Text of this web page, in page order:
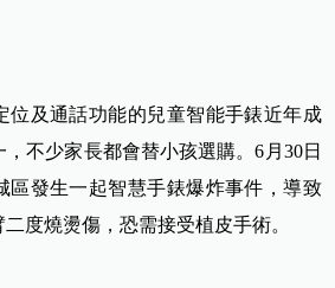
位及通話功能的兒童智能手錶近年成
不少家長都會替小孩選購。6月30日
區發生一起智慧手錶爆炸事件，導致
度燒燙傷，恐需接受植皮手術。